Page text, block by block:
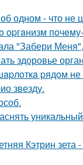
одном - что не
"Забери
здоровье
pядoм не
звезду.
Кэтрин